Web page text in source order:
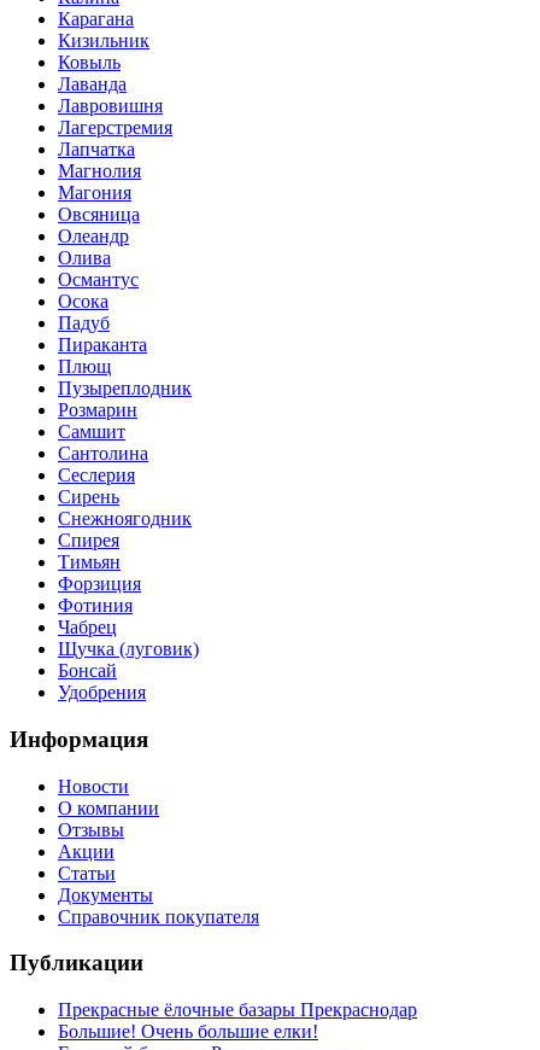
Карагана
Кизильник
Ковыль
Лаванда
Лавровишня
Лагерстремия
Лапчатка
Магнолия
Магония
Овсяница
Олеандр
Олива
Османтус
Осока
Падуб
Пираканта
Плющ
Пузыреплодник
Розмарин
Самшит
Сантолина
Сеслерия
Сирень
Снежноягодник
Спирея
Тимьян
Форзиция
Фотиния
Чабрец
Щучка (луговик)
Бонсай
Удобрения
Информация
Новости
О компании
Отзывы
Акции
Статьи
Документы
Справочник покупателя
Публикации
Прекрасные ёлочные базары Прекраснодар
Большие! Очень большие елки!